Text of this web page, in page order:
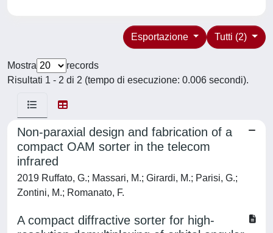
Tutti (2)
Esportazione
Mostra
records
Risultati 1 - 2 di 2 (tempo di esecuzione: 0.006 secondi).
Non-paraxial design and fabrication of a
compact OAM sorter in the telecom
infrared
2019 Ruffato, G.; Massari, M.; Girardi, M.; Parisi, G.;
Zontini, M.; Romanato, F.
A compact diffractive sorter for high-